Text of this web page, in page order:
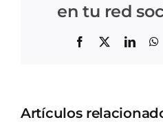
en tu red
Facebook
Artículos